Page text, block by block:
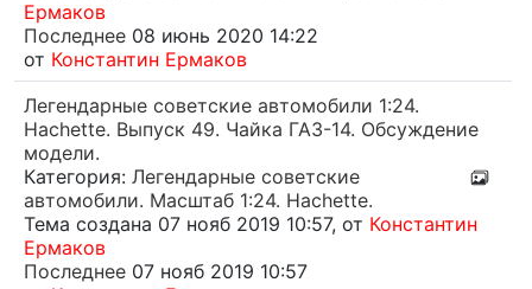
Ермаков
Последнее 08 июнь 2020 14:22
от Константин Ермаков
Легендарные советские автомобили 1:24.
Hachette. Выпуск 49. Чайка ГАЗ-14. Обсуждение
модели.
Категория: Легендарные советские
автомобили. Масштаб 1:24. Hachette.
Тема создана 07 нояб 2019 10:57, от Константин
Ермаков
Последнее 07 нояб 2019 10:57